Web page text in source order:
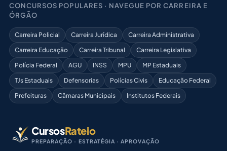
CONCURSOS POPULARES · NAVEGUE POR CARREIRA E
ÓRGÃO
Carreira Policial Carreira Jurídica
Carreira Administrativa
Carreira Educação
Carreira Tribunal
Carreira Legislativa
Polícia Federal
AGU INSS MPU
MP Estaduais
TJs Estaduais
Defensorias Polícias Civis
Educação Federal
Prefeituras
Câmaras Municipais Institutos Federais
CursosRateio
PREPARAÇÃO · ESTRATÉGIA · APROVAÇÃO